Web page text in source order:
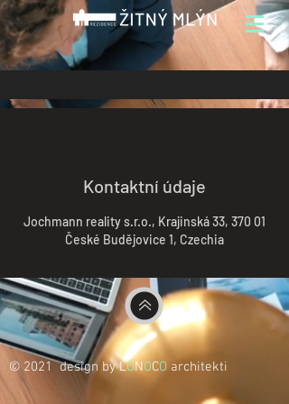
Kontaktní údaje
Jochmann reality s.r.o., Krajinská 33, 370 01
České Budějovice 1, Czechia
© 2021 design by LONOCOarchitekti